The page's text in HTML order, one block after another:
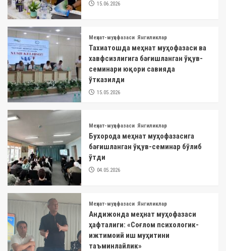
15.06.2026
Меҳнат-муҳофазаси Янгиликлар
Тахиатошда меҳнат муҳофазаси ва
хавфсизлигига бағишланган ўқув-
семинари юқори савияда
ўтказилди
15.05.2026
Меҳнат-муҳофазаси Янгиликлар
Бухорода меҳнат муҳофазасига
бағишланган ўқув-семинар бўлиб
ўтди
04.05.2026
Меҳнат-муҳофазаси Янгиликлар
Андижонда меҳнат муҳофазаси
ҳафталиги: «Соғлом психологик-
ижтимоий иш муҳитини
таъминлайлик»